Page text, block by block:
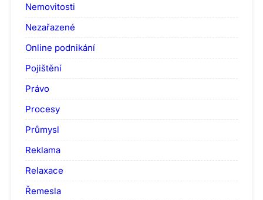
Nemovitosti
Nezařazené
Online podnikání
Pojištění
Právo
Procesy
Průmysl
Reklama
Relaxace
Řemesla